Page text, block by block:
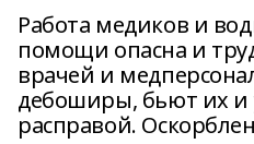
Работа медиков и
помощи опасна и
врачей и
дебоширы, бьют их и
расправой.